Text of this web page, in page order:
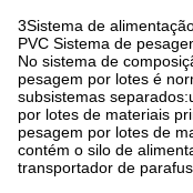
3Sistema de
PVC Sistema de
No sistema de
pesagem por lotes é
subsistemas
por lotes de materiais
pesagem por lotes de
contém o silo de
transportador de